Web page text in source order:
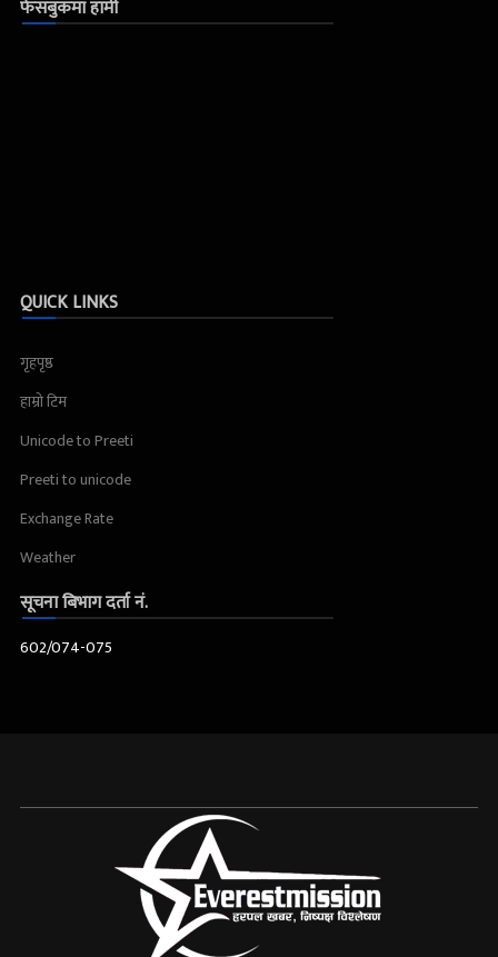
फेसबुकमा हामी
QUICK LINKS
गृहपृष्ठ
हाम्रो टिम
Unicode to Preeti
Preeti to unicode
Exchange Rate
Weather
सूचना बिभाग दर्ता नं.
602/074-075